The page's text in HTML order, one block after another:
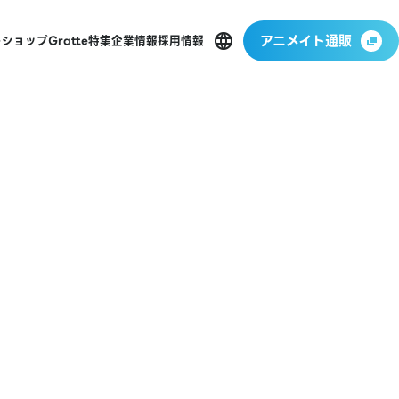
ョップGratte特集企業情報採用情報 アニメイト通販